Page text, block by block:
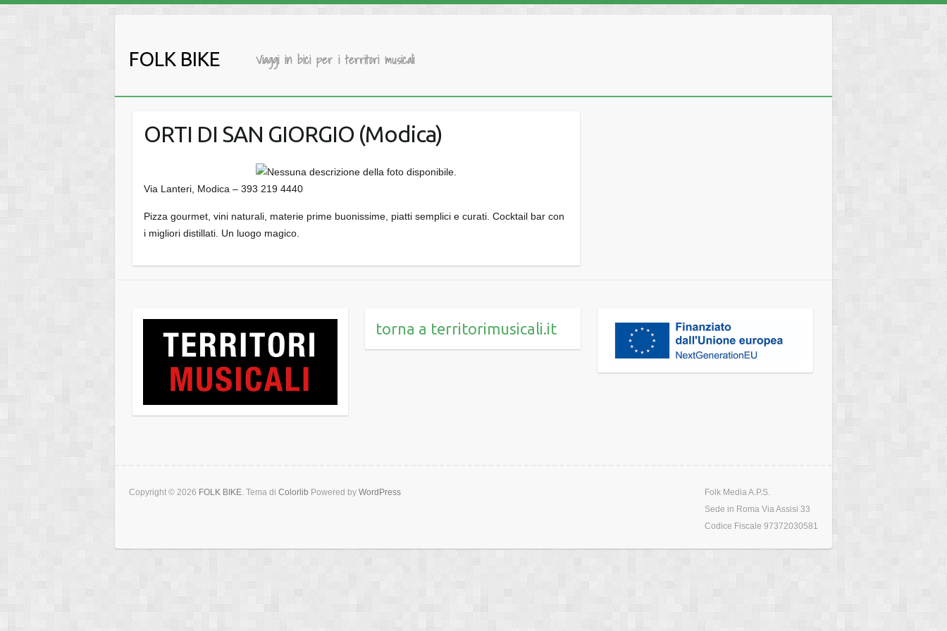
contenuto
FOLK BIKE Viaggi in bici per i territori musicali
ORTI DI SAN GIORGIO (Modica)
Via Lanteri, Modica – 393 219 4440
Pizza gourmet, vini naturali, materie prime buonissime, piatti semplici e curati. Cocktail bar con
i migliori distillati. Un luogo magico.
torna a territorimusicali.it
Copyright © 2026 FOLK BIKE. Tema di Colorlib Powered by WordPress
Folk Media A.P.S.
Sede in Roma Via Assisi 33
Codice Fiscale 97372030581